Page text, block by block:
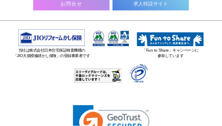
お問合せ 求人特設サイト
当社は株式会社日本住宅保証検査機構の
「JIO大規模修繕かし保険」の登録事業者です
「Fun to Share」キャンペーンに
参加しています